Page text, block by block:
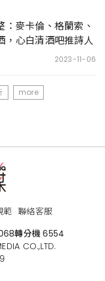
麥卡倫、格蘭索、
，心白清酒吧推詩人
2023-11-06
more
範 聯絡客服
轉分機 6554
CO.,LTD.